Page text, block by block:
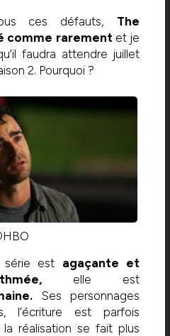
ces défauts, The
comme rarement et je
faudra attendre juillet
2. Pourquoi ?
est agaçante et
elle est
Ses personnages
l’écriture est parfois
réalisation se fait plus